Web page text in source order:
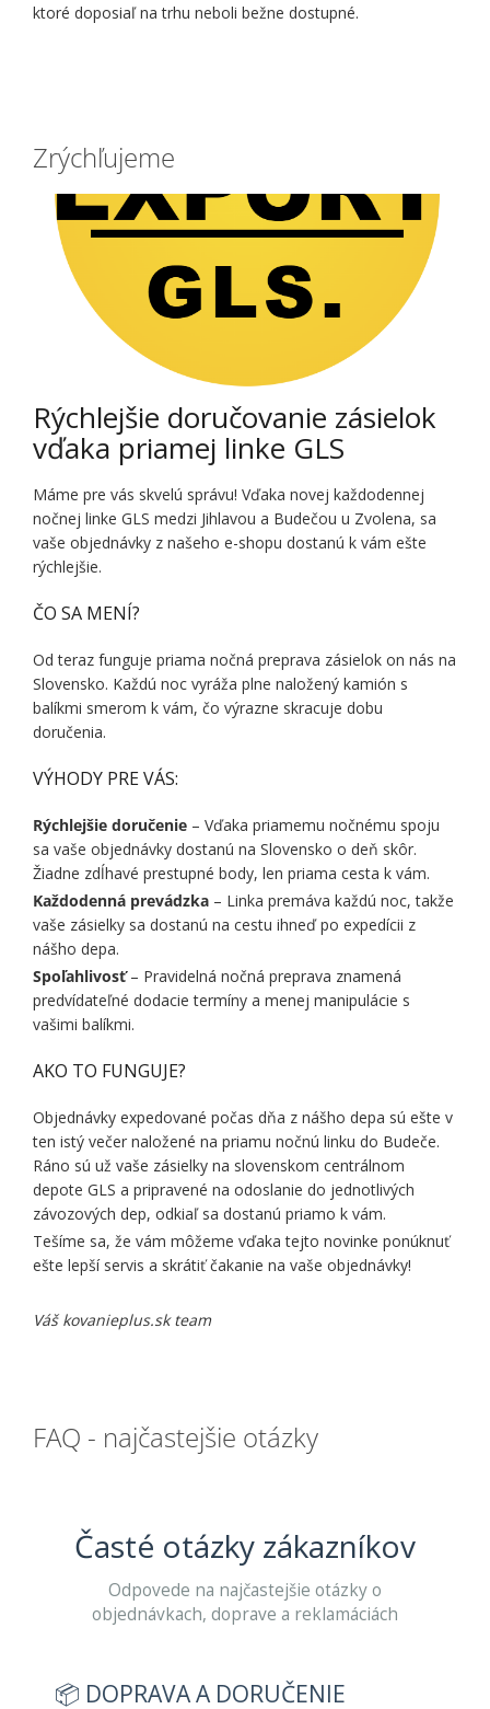
ktoré doposiaľ na trhu neboli bežne dostupné.
Zrýchľujeme
Rýchlejšie doručovanie zásielok
vďaka priamej linke GLS
Máme pre vás skvelú správu! Vďaka novej každodennej
nočnej linke GLS medzi Jihlavou a Budečou u Zvolena, sa
vaše objednávky z našeho e-shopu dostanú k vám ešte
rýchlejšie.
ČO SA MENÍ?
Od teraz funguje priama nočná preprava zásielok on nás na
Slovensko. Každú noc vyráža plne naložený kamión s
balíkmi smerom k vám, čo výrazne skracuje dobu
doručenia.
VÝHODY PRE VÁS:
Rýchlejšie doručenie – Vďaka priamemu nočnému spoju
sa vaše objednávky dostanú na Slovensko o deň skôr.
Žiadne zdĺhavé prestupné body, len priama cesta k vám.
Každodenná prevádzka – Linka premáva každú noc, takže
vaše zásielky sa dostanú na cestu ihneď po expedícii z
nášho depa.
Spoľahlivosť– Pravidelná nočná preprava znamená
predvídateľné dodacie termíny a menej manipulácie s
vašimi balíkmi.
AKO TO FUNGUJE?
Objednávky expedované počas dňa z nášho depa sú ešte v
ten istý večer naložené na priamu nočnú linku do Budeče.
Ráno sú už vaše zásielky na slovenskom centrálnom
depote GLS a pripravené na odoslanie do jednotlivých
závozových dep, odkiaľ sa dostanú priamo k vám.
Tešíme sa, že vám môžeme vďaka tejto novinke ponúknuť
ešte lepší servis a skrátiť čakanie na vaše objednávky!
Váš kovanieplus.sk team
FAQ - najčastejšie otázky
Časté otázky zákazníkov
Odpovede na najčastejšie otázky o
objednávkach, doprave a reklamáciách
📦 DOPRAVA A DORUČENIE